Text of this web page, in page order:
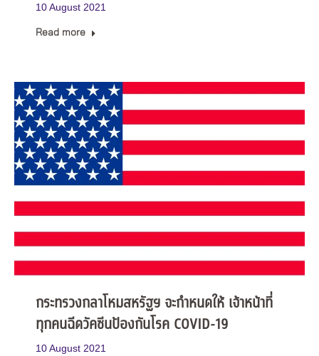
10 August 2021
Read more
กระทรวงกลาโหมสหรัฐฯ จะกำหนดให้ เจ้าหน้าที่
ทุกคนฉีดวัคซีนป้องกันโรค COVID-19
10 August 2021